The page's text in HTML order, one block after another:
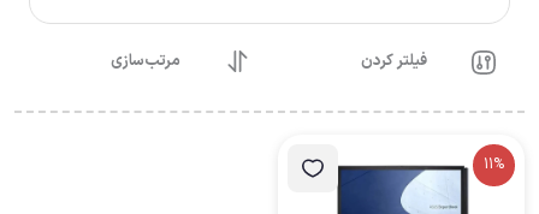
فیلتر کردن مرتب‌سازی
11%